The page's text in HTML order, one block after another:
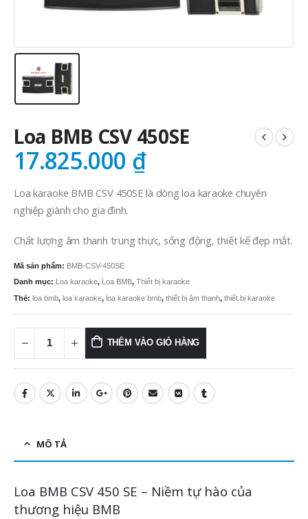
Loa BMB CSV 450SE
17.825.000 ₫
Loa karaoke BMB CSV 450SE là dòng loa karaoke chuyên
nghiệp giành cho gia đình.
Chất lượng âm thanh trung thực, sống động, thiết kế đẹp mắt.
Mã sản phẩm: BMB-CSV-450SE
Danh mục:
Loa karaoke, Loa BMB, Thiết bị karaoke
Thẻ: loa bmb, loa karaoke, loa karaoke bmb, thiết bị âm thanh, thiết bị karaoke
THÊM VÀO GIỎ HÀNG
MÔ TẢ
Loa BMB CSV 450 SE – Niềm tự hào của
thương hiệu BMB